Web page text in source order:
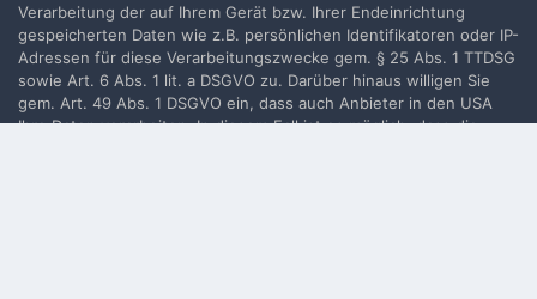
Jetzt anmelden
Verarbeitung der auf Ihrem Gerät bzw. Ihrer Endeinrichtung
gespeicherten Daten wie z.B. persönlichen Identifikatoren oder IP-
Adressen für diese Verarbeitungszwecke gem. § 25 Abs. 1 TTDSG
sowie Art. 6 Abs. 1 lit. a DSGVO zu. Darüber hinaus willigen Sie
gem. Art. 49 Abs. 1 DSGVO ein, dass auch Anbieter in den USA
Ihre Daten verarbeiten. In diesem Fall ist es möglich, dass die